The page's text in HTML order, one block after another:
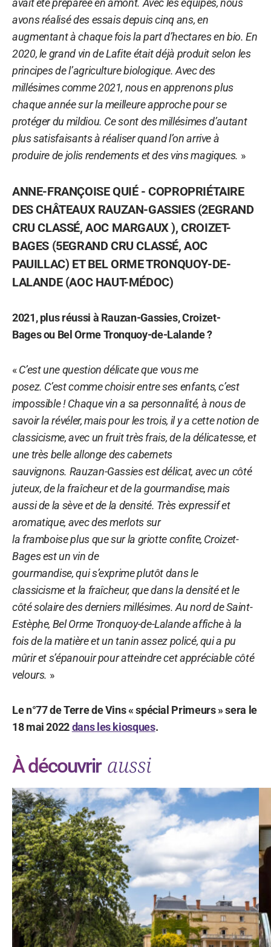
avait été préparée en amont. Avec les équipes, nous
avons réalisé des essais depuis cinq ans, en
augmentant à chaque fois la part d’hectares en bio. En
2020, le grand vin de Lafite était déjà produit selon les
principes de l’agriculture biologique. Avec des
millésimes comme 2021, nous en apprenons plus
chaque année sur la meilleure approche pour se
protéger du mildiou. Ce sont des millésimes d’autant
plus satisfaisants à réaliser quand l’on arrive à
produire de jolis rendements et des vins magiques. »
ANNE-FRANÇOISE QUIÉ - COPROPRIÉTAIRE
DES CHÂTEAUX RAUZAN-GASSIES (2EGRAND
CRU CLASSÉ, AOC MARGAUX ), CROIZET-
BAGES (5EGRAND CRU CLASSÉ, AOC
PAUILLAC) ET BEL ORME TRONQUOY-DE-
LALANDE (AOC HAUT-MÉDOC)
2021, plus réussi à Rauzan-Gassies, Croizet-
Bagesou Bel Orme Tronquoy-de-Lalande ?
«C’est une question délicate que vous me
posez. C’est comme choisir entre ses enfants, c’est
impossible ! Chaque vin a sa personnalité, à nous de
savoir la révéler, mais pour les trois, il y a cette notion de
classicisme, avec un fruit très frais, de la délicatesse, et
une très belle allonge des cabernets
sauvignons. Rauzan-Gassies est délicat, avec un côté
juteux, de la fraîcheur et de la gourmandise, mais
aussi de la sève et de la densité. Très expressif et
aromatique, avec des merlots sur
la framboise plus que sur la griotte confite, Croizet-
Bages est un vin de
gourmandise, qui s’exprime plutôt dans le
classicisme et la fraîcheur, que dans la densité et le
côté solaire des derniers millésimes. Au nord de Saint-
Estèphe, Bel Orme Tronquoy-de-Lalande affiche à la
fois de la matière et un tanin assez policé, qui a pu
mûrir et s’épanouir pour atteindre cet appréciable côté
velours. »
Le n°77 de Terre de Vins « spécial Primeurs » sera le
18 mai 2022dans les kiosques.
À découvrir aussi